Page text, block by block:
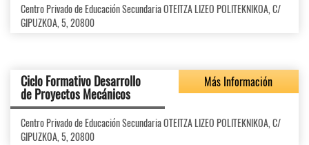
Centro Privado de Educación Secundaria OTEITZA LIZEO POLITEKNIKOA, C/
GIPUZKOA, 5, 20800
Ciclo Formativo Desarrollo
de Proyectos Mecánicos
Más Información
Centro Privado de Educación Secundaria OTEITZA LIZEO POLITEKNIKOA, C/
GIPUZKOA, 5, 20800